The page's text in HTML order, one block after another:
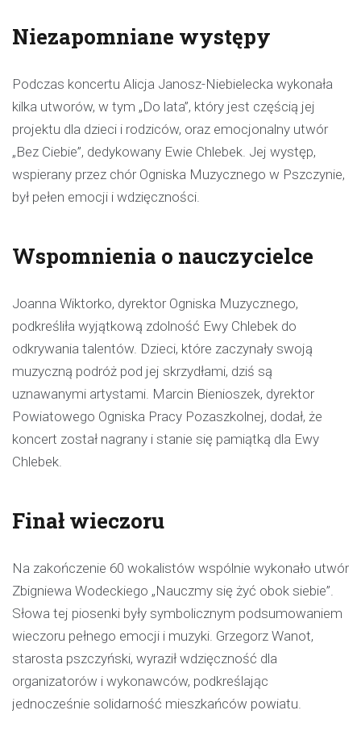
Niezapomniane występy
Podczas koncertu Alicja Janosz-Niebielecka wykonała
kilka utworów, w tym „Do lata”, który jest częścią jej
projektu dla dzieci i rodziców, oraz emocjonalny utwór
„Bez Ciebie”, dedykowany Ewie Chlebek. Jej występ,
wspierany przez chór Ogniska Muzycznego w Pszczynie,
był pełen emocji i wdzięczności.
Wspomnienia o nauczycielce
Joanna Wiktorko, dyrektor Ogniska Muzycznego,
podkreśliła wyjątkową zdolność Ewy Chlebek do
odkrywania talentów. Dzieci, które zaczynały swoją
muzyczną podróż pod jej skrzydłami, dziś są
uznawanymi artystami. Marcin Bienioszek, dyrektor
Powiatowego Ogniska Pracy Pozaszkolnej, dodał, że
koncert został nagrany i stanie się pamiątką dla Ewy
Chlebek.
Finał wieczoru
Na zakończenie 60 wokalistów wspólnie wykonało utwór
Zbigniewa Wodeckiego „Nauczmy się żyć obok siebie”.
Słowa tej piosenki były symbolicznym podsumowaniem
wieczoru pełnego emocji i muzyki. Grzegorz Wanot,
starosta pszczyński, wyraził wdzięczność dla
organizatorów i wykonawców, podkreślając
jednocześnie solidarność mieszkańców powiatu.